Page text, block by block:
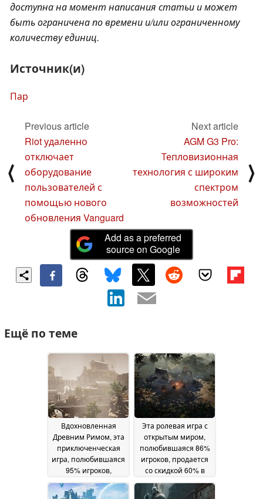
доступна на момент написания статьи и может
быть ограничена по времени и/или ограниченному
количеству единиц.
Источник(и)
Пар
⟨
Previous article
Riot удаленно
отключает
оборудование
пользователей с
помощью нового
обновления Vanguard
Next article
AGM G3 Pro:
Тепловизионная
технология с широким
спектром
возможностей
⟩
Add as a preferred
source on Google
Ещё по теме
Вдохновленная
Древним Римом, эта
приключенческая
игра, полюбившаяся
95% игроков,
продается с 75%
скидкой в Steam02
Эта ролевая игра с
открытым миром,
полюбившаяся 86%
игроков, продается
со скидкой 60% в
Steam31 May 2026